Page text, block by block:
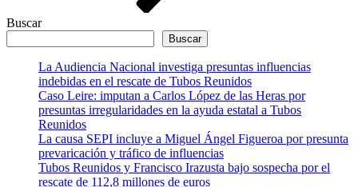
Buscar
Buscar
La Audiencia Nacional investiga presuntas influencias
indebidas en el rescate de Tubos Reunidos
Caso Leire: imputan a Carlos López de las Heras por
presuntas irregularidades en la ayuda estatal a Tubos
Reunidos
La causa SEPI incluye a Miguel Ángel Figueroa por presunta
prevaricación y tráfico de influencias
Tubos Reunidos y Francisco Irazusta bajo sospecha por el
rescate de 112,8 millones de euros